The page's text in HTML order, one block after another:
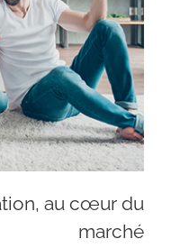
au cœur du
marché